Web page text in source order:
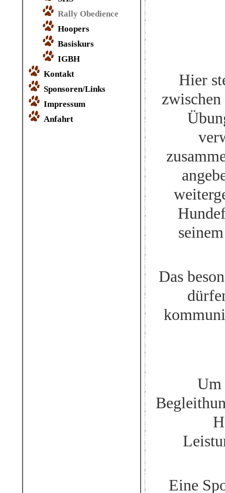
Rally Obedience
Hoopers
Basiskurs
IGBH
Kontakt
Sponsoren/Links
Impressum
Anfahrt
Hier
Das
Um
Eine